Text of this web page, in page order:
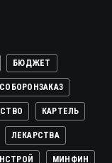
БЮДЖЕТ
КАРТЕЛЬ
ЛЕКАРСТВА
МИНФИН